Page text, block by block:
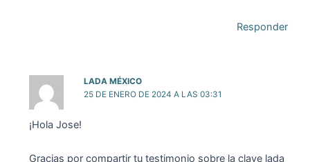
Responder
LADA MÉXICO
25 DE ENERO DE 2024 A LAS 03:31
¡Hola Jose!
Gracias por compartir tu testimonio sobre la clave lada